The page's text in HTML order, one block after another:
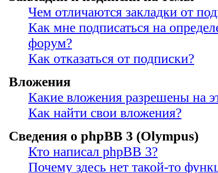
Чем отличаются закладки от
Как мне подписаться на
форум?
Как отказаться от подписки?
Вложения
Какие вложения разрешены на
Как найти свои вложения?
Сведения о phpBB 3 (Olympus)
Кто написал phpBB 3?
Почему здесь нет такой-то